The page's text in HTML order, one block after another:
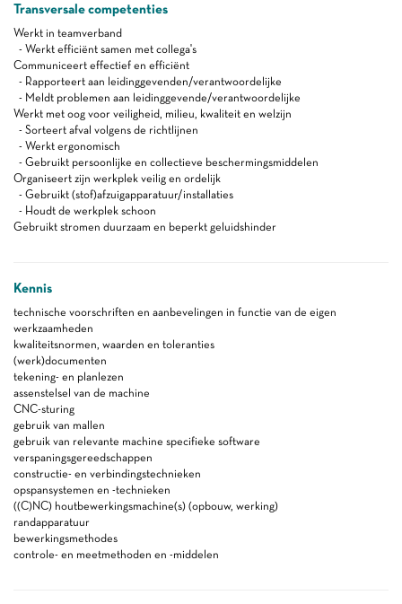
Transversale competenties
Werkt in teamverband
- Werkt efficiënt samen met collega's
Communiceert effectief en efficiënt
- Rapporteert aan leidinggevenden/verantwoordelijke
- Meldt problemen aan leidinggevende/verantwoordelijke
Werkt met oog voor veiligheid, milieu, kwaliteit en welzijn
- Sorteert afval volgens de richtlijnen
- Werkt ergonomisch
- Gebruikt persoonlijke en collectieve beschermingsmiddelen
Organiseert zijn werkplek veilig en ordelijk
- Gebruikt (stof)afzuigapparatuur/installaties
- Houdt de werkplek schoon
Gebruikt stromen duurzaam en beperkt geluidshinder
Kennis
technische voorschriften en aanbevelingen in functie van de eigen
werkzaamheden
kwaliteitsnormen, waarden en toleranties
(werk)documenten
tekening- en planlezen
assenstelsel van de machine
CNC-sturing
gebruik van mallen
gebruik van relevante machine specifieke software
verspaningsgereedschappen
constructie- en verbindingstechnieken
opspansystemen en -technieken
((C)NC) houtbewerkingsmachine(s) (opbouw, werking)
randapparatuur
bewerkingsmethodes
controle- en meetmethoden en -middelen